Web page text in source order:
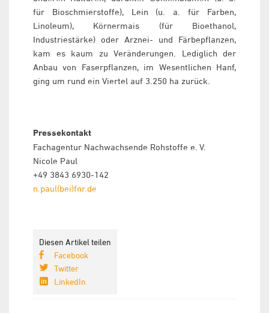
für Bioschmierstoffe), Lein (u. a. für Farben,
Linoleum), Körnermais (für Bioethanol,
Industriestärke) oder Arznei- und Färbepflanzen,
kam es kaum zu Veränderungen. Lediglich der
Anbau von Faserpflanzen, im Wesentlichen Hanf,
ging um rund ein Viertel auf 3.250 ha zurück.
Pressekontakt
Fachagentur Nachwachsende Rohstoffe e. V.
Nicole Paul
+49 3843 6930-142
n.paul(bei)fnr.de
Diesen Artikel teilen
Facebook
Twitter
LinkedIn